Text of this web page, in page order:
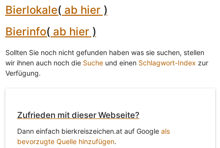
Bierlokale( ab hier)
Bierinfo( ab hier)
Sollten Sie noch nicht gefunden haben was sie suchen, stellen
wir ihnen auch noch die Sucheund einen Schlagwort-Index zur
Verfügung.
Zufrieden mit dieser Webseite?
Dann einfach bierkreiszeichen.at auf Google als
bevorzugte Quelle hinzufügen.